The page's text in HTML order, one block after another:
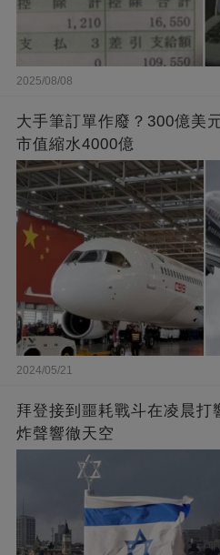
2025/08/08
大手筆訂單作廢？300億美
市值縮水4000億
2024/05/21
拜登接到噩耗戰斗在凌晨打
炸聲響徹天空